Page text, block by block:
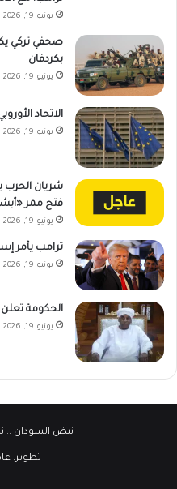
يونيو 19, 2026
صحفي تركي
بكردفان
يونيو 19, 2026
الاتحاد
يونيو 19, 2026
شريان الحرب
فتح ممر
يونيو 19, 2026
ترامب يأمر
يونيو 19, 2026
الحكومة تعلن
يونيو 19, 2026
نبض السودان ..
تطوير: